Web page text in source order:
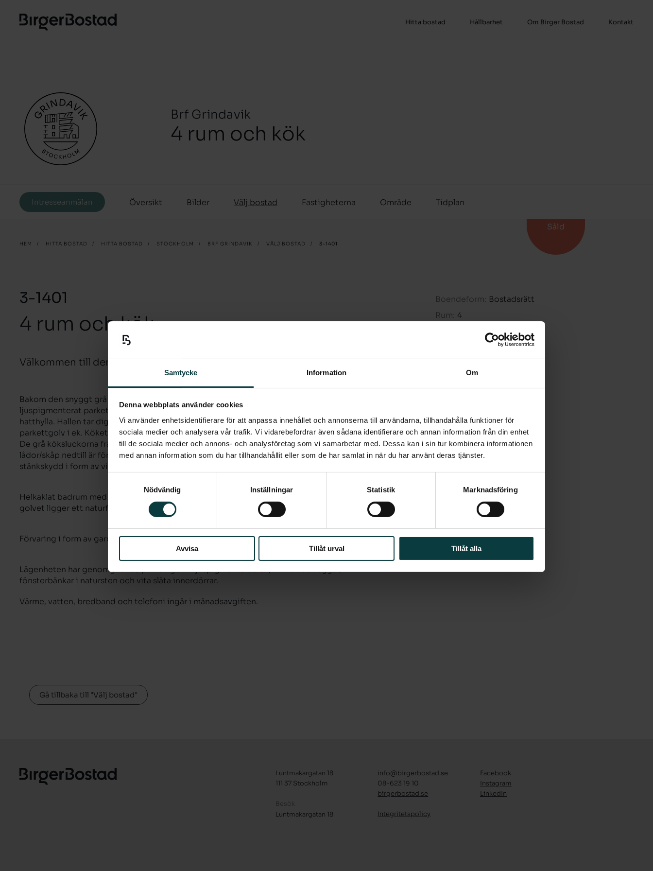
Samtycke Information Om
Denna webbplats använder cookies
Vi använder enhetsidentifierare för att anpassa innehållet och annonserna till användarna, tillhandahålla funktioner för
sociala medier och analysera vår trafik. Vi vidarebefordrar även sådana identifierare och annan information från din enhet
till de sociala medier och annons- och analysföretag som vi samarbetar med. Dessa kan i sin tur kombinera informationen
med annan information som du har tillhandahållit eller som de har samlat in när du har använt deras tjänster.
Nödvändig
Inställningar Statistik Marknadsföring
Avvisa Tillåt urval Tillåt alla
Kontakt
Om Birger Bostad
Hållbarhet
Hitta bostad
Brf Grindavik
4 rum och kök
Intresseanmälan Översikt Bilder Välj bostad Fastigheterna Område Tidplan
HEM / HITTA BOSTAD / HITTA BOSTAD / STOCKHOLM / BRF GRINDAVIK / VÄLJ BOSTAD / 3-1401
Såld
3-1401
4 rum och kök
Välkommen till denna rymliga 4:a med balkong!
Bakom den snyggt grå säkerhetsdörren kliver du rakt in i den välkomnande hallen men
ljuspigmenterat parkettgolv, ljusa väggar och plats för avhängning i form av en stilren
hatthylla. Hallen tar dig vidare in i lägenheten som genomgående har ljuspigmenterat
parkettgolv i ek. Köket är fullt utrustat med induktionshäll, varmluftsugn och diskmaskin.
De grå köksluckorna från Vedum är helt rätt i tiden. Överskåpen har push funktion och
lådor/skåp nedtill är försedda med sobra handtag. Bänkskiva i tålig laminat med
stänkskydd i form av vitt kakel.
Helkaklat badrum med handfat, kommod (lådor) och spegel med belysning ovanför. På
golvet ligger ett naturfärgat klinker och vita liggande kakelplattor på vägg.
Förvaring i form av garderober, städskåp och förråd enligt planlösning.
Lägenheten har genomgående parkettgolv i ljuspigmenterad ek, vitmålade väggar,
fönsterbänkar i natursten och vita släta innerdörrar.
Värme, vatten, bredband och telefoni ingår i månadsavgiften.
Boendeform: Bostadsrätt
Rum: 4
91 kvm
Konstantin Åström
konstantin.astrom­
@fastighetsbyran.se
Gå tillbaka till "Välj bostad"
Luntmakargatan 18
111 37 Stockholm
Besök
Luntmakargatan 18
info@birgerbostad.se
08-623 19 10
birgerbostad.se
Integritetspolicy
Facebook
Instagram
LinkedIn